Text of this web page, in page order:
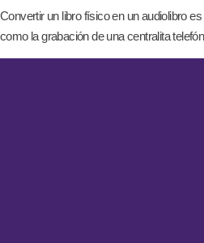
Convertir un libro físico en un audiolibro
como la grabación de una centralita